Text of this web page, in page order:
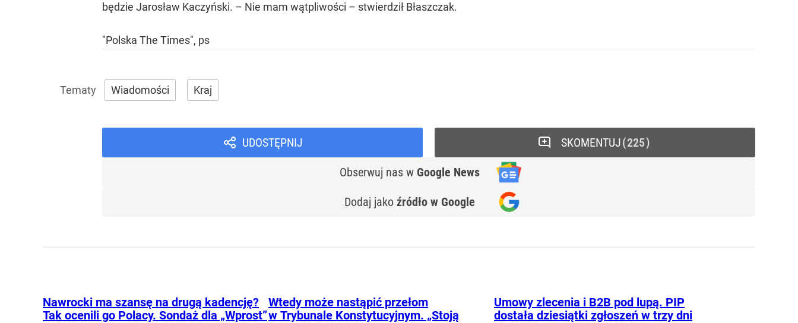
będzie Jarosław Kaczyński. – Nie mam wątpliwości – stwierdził Błaszczak.
"Polska The Times", ps
Wiadomości Kraj
UDOSTĘPNIJ
Obserwuj nas w Google News
Dodaj jako źródło w Google
SKOMENTUJ 225
Nawrocki ma szansę na drugą kadencję?
Tak ocenili go Polacy. Sondaż dla „Wprost”
Wtedy może nastąpić przełom
w Trybunale Konstytucyjnym. „Stoją
Umowy zlecenia i B2B pod lupą. PIP
dostała dziesiątki zgłoszeń w trzy dni